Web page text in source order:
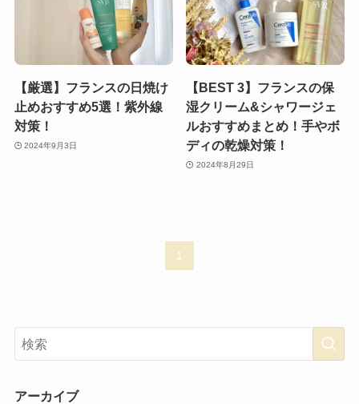
【厳選】フランスの日焼け
止めおすすめ5選！紫外線
対策！
2024年9月3日
【BEST 3】フランスの保
湿クリーム&シャワージェ
ルおすすめまとめ！手やボ
ディの乾燥対策！
2024年8月29日
1
アーカイブ